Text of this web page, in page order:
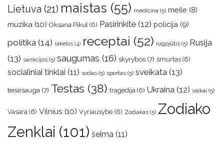
Lietuva (21) maistas (55) medicina (5) meile (8)
muzika (10) Oksana Pikul (6) Pasirinkite (12) policija (9)
politika (14) raketos (4) receptai (52) rugpjūtis (5) Rusija
(13) sankcijos (5) saugumas (16) skyrybos (7) smurtas (6)
socialiniai tinklai (11) sodas (5) sportas (5) sveikata (13)
teisėsauga (7) Testas (38) tragedija (6) Ukraina (12) vaikai (5)
Vasara (6) Vilnius (10) Vyriausybė (6) Zodiakas (5) Zodiako
Zenklai (101) šeima (11)